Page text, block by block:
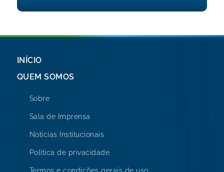
INÍCIO
QUEM SOMOS
Sobre
Sala de Imprensa
Notícias Institucionais
Política de privacidade